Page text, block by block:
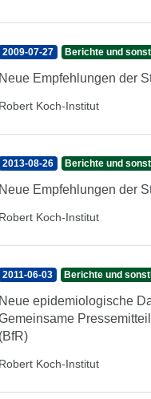
2009-07-27 Berichte und
Neue Empfehlungen der
Robert Koch-Institut
2013-08-26 Berichte und
Neue Empfehlungen der
Robert Koch-Institut
2011-06-03 Berichte und
Neue epidemiologische
(BfR)
Robert Koch-Institut